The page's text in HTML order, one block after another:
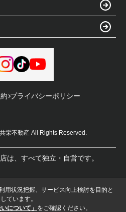
プライバシーポリシー
栄不動産 All Rights Reserved.
は、すべて独立・自営です。
用状況把握、サービス向上検討を目的と
ています。
について」 をご確認ください。